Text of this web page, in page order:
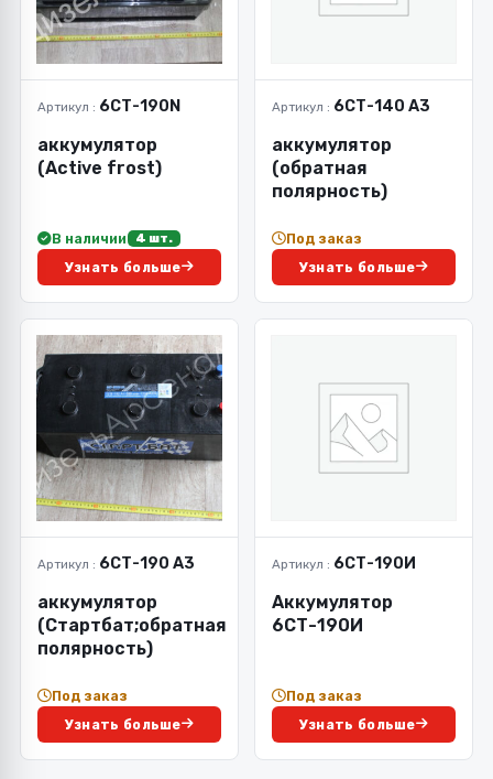
Артикул : 6СТ-190N
аккумулятор
(Active frost)
В наличии 4 шт.
Узнать больше
Артикул : 6СТ-140 А3
аккумулятор
(обратная
полярность)
Под заказ
Узнать больше
Артикул : 6СТ-190 А3
аккумулятор
(Стартбат;обратная
полярность)
Под заказ
Узнать больше
Артикул : 6СТ-190И
Аккумулятор
6СТ-190И
Под заказ
Узнать больше